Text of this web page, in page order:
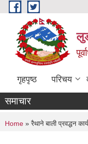
Skip to main content
गृहपृष्ठ परिचय
समाचार
You are here
Home » रैथाने बाली प्रवद्धन